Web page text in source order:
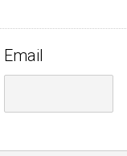
Email